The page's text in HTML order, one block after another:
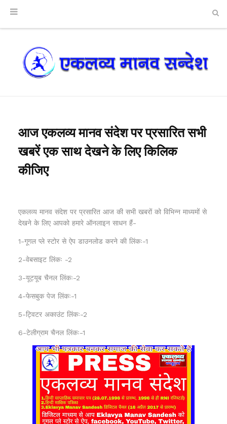
आज एकलव्य मानव संदेश पर प्रसारित सभी
खबरें एक साथ देखने के लिए किलिक
कीजिए
एकलव्य मानव संदेश पर प्रसारित आज की सभी खबरों को विभिन्न माध्यमों से
देखने के लिए आपको हमारे ऑनलाइन साधन हैं-
1-गूगल प्ले स्टोर से ऐप डाउनलोड करने की लिंकः-1
2-वेबसाइट लिंकः -2
3-यूट्यूब चैनल लिंकः-2
4-फेसबुक पेज लिंकः-1
5-ट्विटर अकाउंट लिंकः-2
6-टेलीग्राम चैनल लिंकः-1